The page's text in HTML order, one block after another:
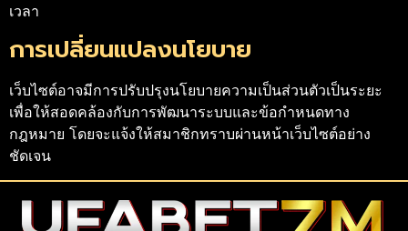
เวลา
การเปลี่ยนแปลงนโยบาย
เว็บไซต์อาจมีการปรับปรุงนโยบายความเป็นส่วนตัวเป็นระยะ
เพื่อให้สอดคล้องกับการพัฒนาระบบและข้อกำหนดทาง
กฎหมาย โดยจะแจ้งให้สมาชิกทราบผ่านหน้าเว็บไซต์อย่าง
ชัดเจน